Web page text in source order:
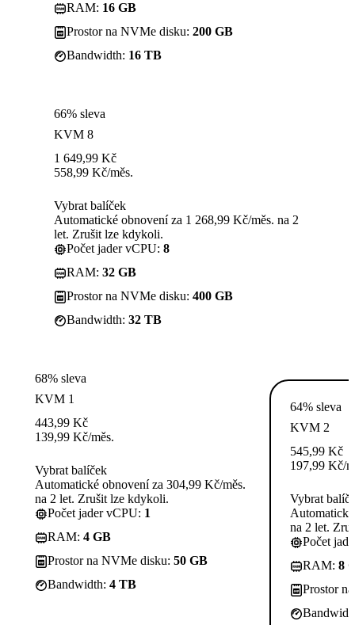
RAM: 16 GB
Prostor na NVMe disku: 200 GB
Bandwidth: 16 TB
66% sleva
KVM 8
1 649,99 Kč
558,99 Kč/měs.
Vybrat balíček
Automatické obnovení za 1 268,99 Kč/měs. na 2
let. Zrušit lze kdykoli.
Počet jader vCPU: 8
RAM: 32 GB
Prostor na NVMe disku: 400 GB
Bandwidth: 32 TB
68% sleva
KVM 1
443,99 Kč
139,99 Kč/měs.
Vybrat balíček
Automatické obnovení za 304,99 Kč/měs.
na 2 let. Zrušit lze kdykoli.
Počet jader vCPU: 1
RAM: 4 GB
Prostor na NVMe disku: 50 GB
Bandwidth: 4 TB
64% sleva
KVM 2
545,99 Kč
197,99 Kč/
Vybrat
na 2 let.
Počet
RAM: 8
Prostor